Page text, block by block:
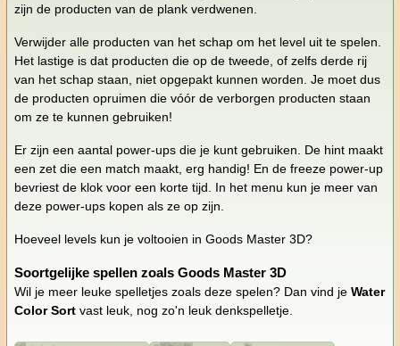
zijn de producten van de plank verdwenen.
Verwijder alle producten van het schap om het level uit te spelen.
Het lastige is dat producten die op de tweede, of zelfs derde rij
van het schap staan, niet opgepakt kunnen worden. Je moet dus
de producten opruimen die vóór de verborgen producten staan
om ze te kunnen gebruiken!
Er zijn een aantal power-ups die je kunt gebruiken. De hint maakt
een zet die een match maakt, erg handig! En de freeze power-up
bevriest de klok voor een korte tijd. In het menu kun je meer van
deze power-ups kopen als ze op zijn.
Hoeveel levels kun je voltooien in Goods Master 3D?
Soortgelijke spellen zoals Goods Master 3D
Wil je meer leuke spelletjes zoals deze spelen? Dan vind je Water
Color Sort vast leuk, nog zo'n leuk denkspelletje.